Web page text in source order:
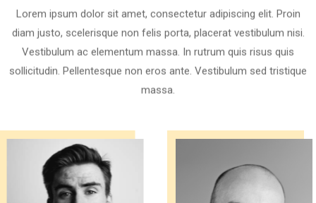
Lorem ipsum dolor sit amet, consectetur adipiscing elit. Proin
diam justo, scelerisque non felis porta, placerat vestibulum nisi.
Vestibulum ac elementum massa. In rutrum quis risus quis
sollicitudin. Pellentesque non eros ante. Vestibulum sed tristique